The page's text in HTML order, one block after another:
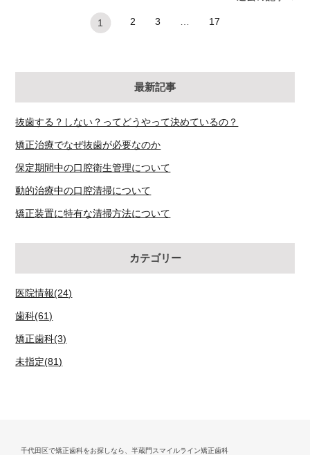
1 2 3 17
最新記事
抜歯する？しない？ってどうやって決めているの？
矯正治療でなぜ抜歯が必要なのか
保定期間中の口腔衛生管理について
動的治療中の口腔清掃について
矯正装置に特有な清掃方法について
カテゴリー
医院情報(24)
歯科(61)
矯正歯科(3)
未指定(81)
千代田区で矯正歯科をお探しなら、半蔵門スマイルライン矯正歯科